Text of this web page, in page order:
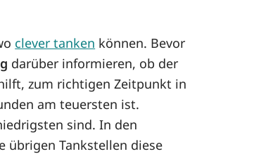
clever tanken können. Bevor
darüber informieren, ob der
zum richtigen Zeitpunkt in
am teuersten ist.
sind. In den
übrigen Tankstellen diese